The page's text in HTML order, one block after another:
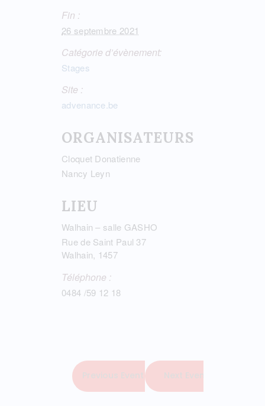
Fin :
26 septembre 2021
Catégorie d’évènement:
Stages
Site :
advenance.be
LIEU
Walhain – salle GASHO
Rue de Saint Paul 37
Walhain 1457
Téléphone :
0484 /59 12 18
ORGANISATEURS
Cloquet Donatienne
Nancy Leyn
Previous Event Next Event